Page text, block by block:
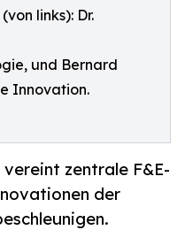
links): Dr.
und Bernard
Innovation.
zentrale F&E-
der